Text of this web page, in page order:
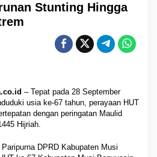
Stunting Hingga
– Tepat pada 28 September
usia ke-67 tahun, perayaan HUT
dengan peringatan Maulid
Hijriah.
DPRD Kabupaten Musi